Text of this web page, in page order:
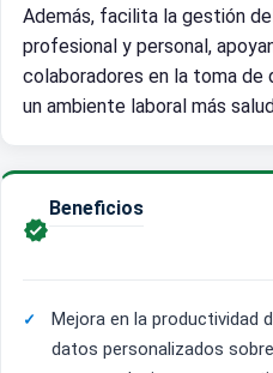
Además, facilita la gestión
profesional y personal,
colaboradores en la toma de
un ambiente laboral más

Beneficios
Mejora en la productividad
datos personalizados